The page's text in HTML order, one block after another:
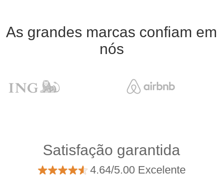
As grandes marcas confiam em
nós
Satisfação garantida
4.64/5.00 Excelente